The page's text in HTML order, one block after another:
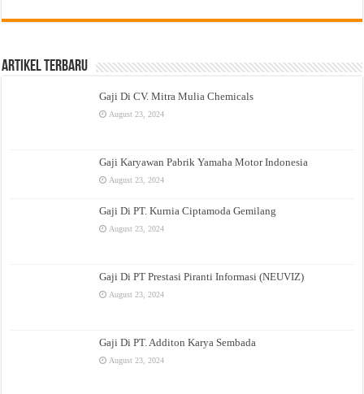
Artikel Terbaru
Gaji Di CV. Mitra Mulia Chemicals
August 23, 2024
Gaji Karyawan Pabrik Yamaha Motor Indonesia
August 23, 2024
Gaji Di PT. Kurnia Ciptamoda Gemilang
August 23, 2024
Gaji Di PT Prestasi Piranti Informasi (NEUVIZ)
August 23, 2024
Gaji Di PT. Additon Karya Sembada
August 23, 2024